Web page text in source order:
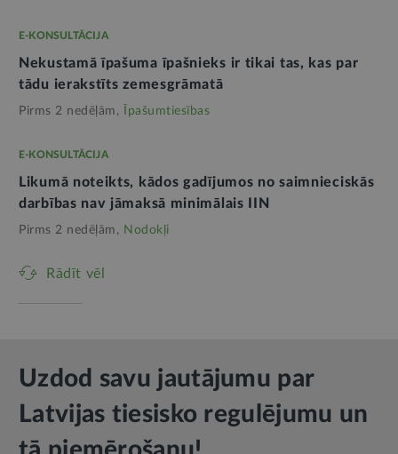
E-KONSULTĀCIJA
Nekustamā īpašuma īpašnieks ir tikai tas, kas par
tādu ierakstīts zemesgrāmatā
Pirms 2 nedēļām, Īpašumtiesības
E-KONSULTĀCIJA
Likumā noteikts, kādos gadījumos no saimnieciskās
darbības nav jāmaksā minimālais IIN
Pirms 2 nedēļām, Nodokļi
Rādīt vēl
Uzdod savu jautājumu par
Latvijas tiesisko regulējumu un